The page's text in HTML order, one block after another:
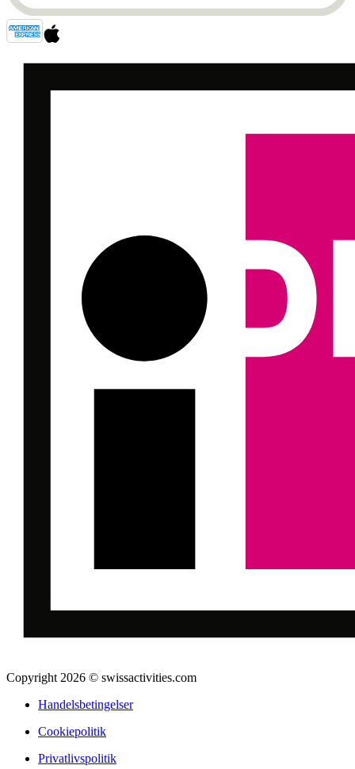
Copyright 2026 © swissactivities.com
Handelsbetingelser
Cookiepolitik
Privatlivspolitik